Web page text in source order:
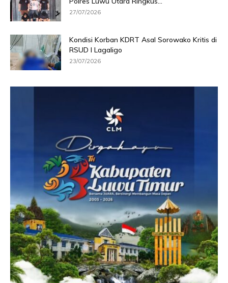
27/07/2026
Kondisi Korban KDRT Asal Sorowako Kritis di
RSUD I Lagaligo
23/07/2026